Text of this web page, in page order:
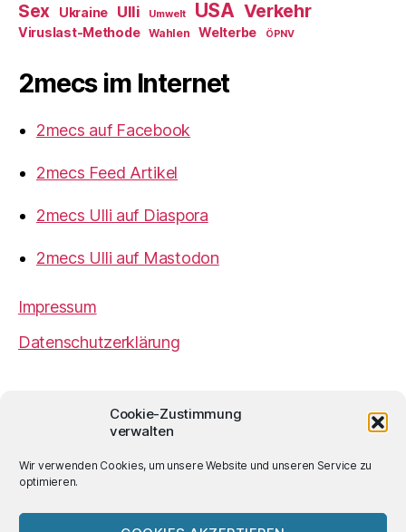
Cookie-Zustimmung
verwalten
Wir verwenden Cookies, um unsere Website und unseren Service zu
optimieren.
Sex Ukraine Ulli Umwelt USA Verkehr
Viruslast-Methode Wahlen Welterbe ÖPNV
2mecs im Internet
2mecs auf Facebook
2mecs Feed Artikel
2mecs Ulli auf Diaspora
2mecs Ulli auf Mastodon
Impressum
Datenschutzerklärung
Ulrich Würdemannist sofern nicht
anders angegeben lizenziert unter einer
Creative
Lizenz.